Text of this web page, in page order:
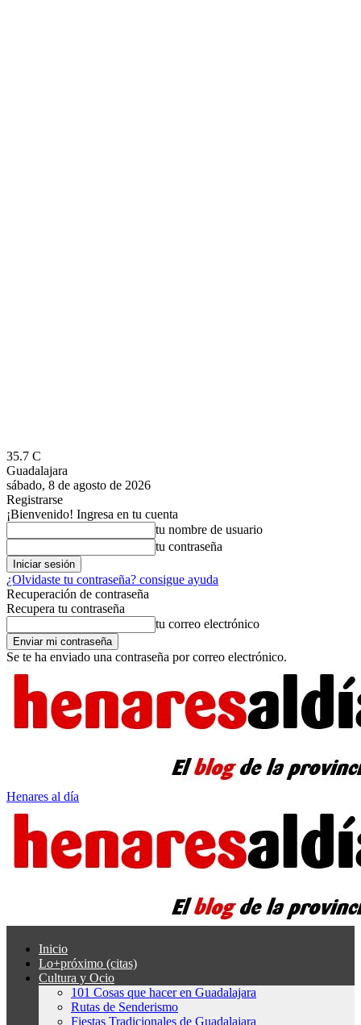
35.7 C
Guadalajara
sábado, 8 de agosto de 2026
Registrarse
¡Bienvenido! Ingresa en tu cuenta
tu nombre de usuario
tu contraseña
¿Olvidaste tu contraseña? consigue ayuda
Recuperación de contraseña
Recupera tu contraseña
tu correo electrónico
Se te ha enviado una contraseña por correo electrónico.
Henares al día
Inicio
Lo+próximo (citas)
Cultura y Ocio
101 Cosas que hacer en Guadalajara
Rutas de Senderismo
Fiestas Tradicionales de Guadalajara